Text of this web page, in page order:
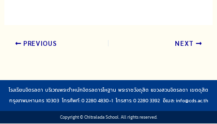
PREVIOUS NEXT
โรงเรียนจิตรลดา บริเวณพระตำหนักจิตรลดารโหฐาน พระราชวังดุสิต แขวงสวนจิตรลดา เขตดุสิต
กรุงเทพมหานคร 10303 โทรศัพท์: 0 2280 4830-1 โทรสาร: 0 2280 3392 อีเมล:info@cds.ac.th
Copyright © Chitralada School. All rights reserved.